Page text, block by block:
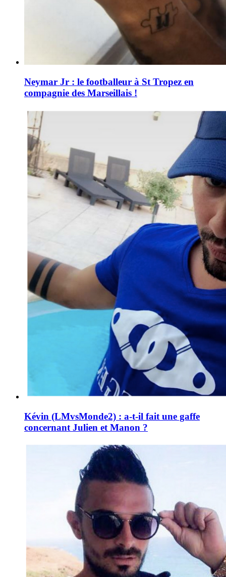
Neymar Jr : le footballeur à St Tropez en
compagnie des Marseillais !
Kévin (LMvsMonde2) : a-t-il fait une gaffe
concernant Julien et Manon ?